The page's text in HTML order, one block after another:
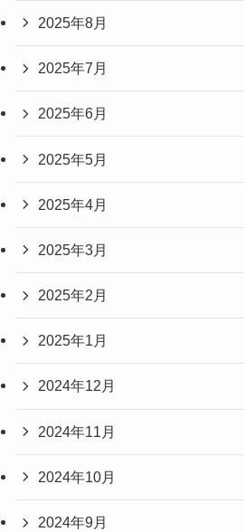
2025年8月
2025年7月
2025年6月
2025年5月
2025年4月
2025年3月
2025年2月
2025年1月
2024年12月
2024年11月
2024年10月
2024年9月